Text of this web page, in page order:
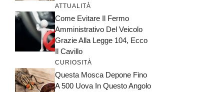
ATTUALITÀ
Come Evitare Il Fermo
Amministrativo Del Veicolo
Grazie Alla Legge 104, Ecco
Il Cavillo
CURIOSITÀ
Questa Mosca Depone Fino
A 500 Uova In Questo Angolo